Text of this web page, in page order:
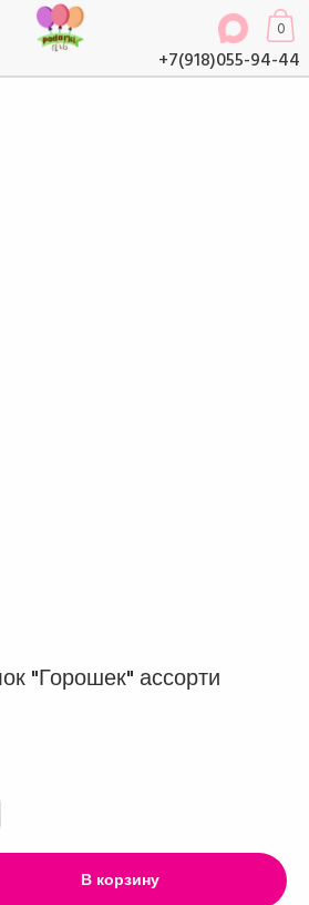
+7(918)055-94-44
0
"Горошек" ассорти
В корзину